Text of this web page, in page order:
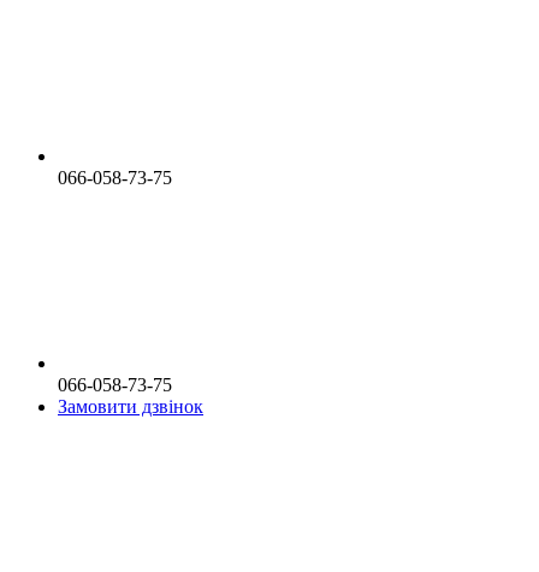
066-058-73-75
066-058-73-75
Замовити дзвінок